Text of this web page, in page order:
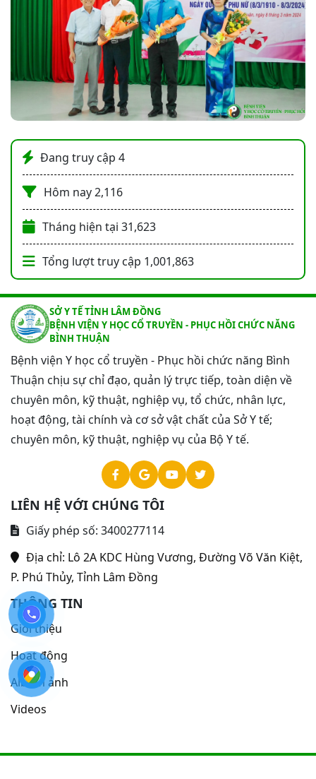
Đang truy cập 4
Hôm nay2,116
Tháng hiện tại 31,623
Tổng lượt truy cập 1,001,863
SỞ Y TẾ TỈNH LÂM ĐỒNG
BỆNH VIỆN Y HỌC CỔ TRUYỀN - PHỤC HỒI CHỨC NĂNG
BÌNH THUẬN
Bệnh viện Y học cổ truyền - Phục hồi chức năng Bình
Thuận chịu sự chỉ đạo, quản lý trực tiếp, toàn diện về
chuyên môn, kỹ thuật, nghiệp vụ, tổ chức, nhân lực,
hoạt động, tài chính và cơ sở vật chất của Sở Y tế;
chuyên môn, kỹ thuật, nghiệp vụ của Bộ Y tế.
LIÊN HỆ VỚI CHÚNG TÔI
Giấy phép số: 3400277114
Địa chỉ: Lô 2A KDC Hùng Vương, Đường Võ Văn Kiệt,
P. Phú Thủy, Tỉnh Lâm Đồng
THÔNG TIN
Giới thiệu
Hoạt động
Album ảnh
Videos